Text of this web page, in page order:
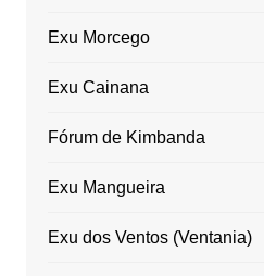
Exu Morcego
Exu Cainana
Fórum de Kimbanda
Exu Mangueira
Exu dos Ventos (Ventania)